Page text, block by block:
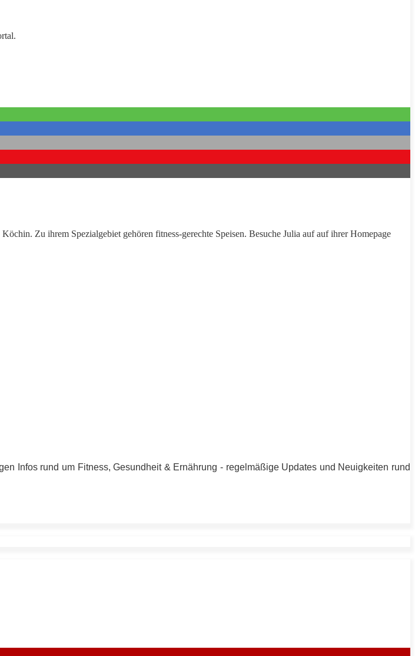
Zu ihrem Spezialgebiet gehören fitness-gerechte Speisen. Besuche Julia auf auf ihrer Homepage
Infos rund um Fitness, Gesundheit & Ernährung - regelmäßige Updates und Neuigkeiten rund